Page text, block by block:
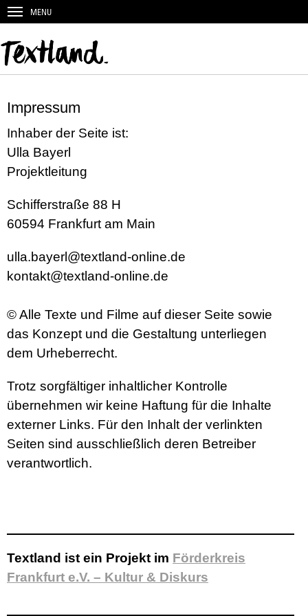
MENU
Impressum
Inhaber der Seite ist:
Ulla Bayerl
Projektleitung
Schifferstraße 88 H
60594 Frankfurt am Main
ulla.bayerl@textland-online.de
kontakt@textland-online.de
© Alle Texte und Filme auf dieser Seite sowie
das Konzept und die Gestaltung unterliegen
dem Urheberrecht.
Trotz sorgfältiger inhaltlicher Kontrolle
übernehmen wir keine Haftung für die Inhalte
externer Links. Für den Inhalt der verlinkten
Seiten sind ausschließlich deren Betreiber
verantwortlich.
Textland ist ein Projekt im Förderkreis
Frankfurt e.V. – Kultur & Diskurs